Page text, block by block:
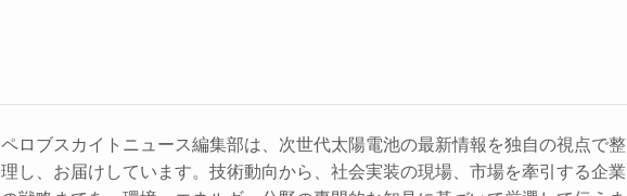
ペロブスカイトニュース編集部は、次世代太陽電池の最新情報を独自の視点で整
理し、お届けしています。技術動向から、社会実装の現場、市場を牽引する企業